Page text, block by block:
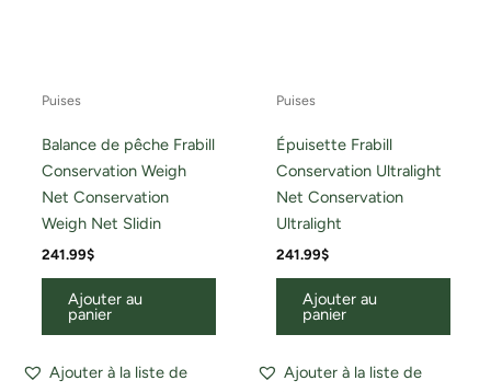
Puises
Balance de pêche Frabill
Conservation Weigh
Net Conservation
Weigh Net Slidin
241.99$
Ajouter au
panier
Ajouter à la liste de
Puises
Épuisette Frabill
Conservation Ultralight
Net Conservation
Ultralight
241.99$
Ajouter au
panier
Ajouter à la liste de